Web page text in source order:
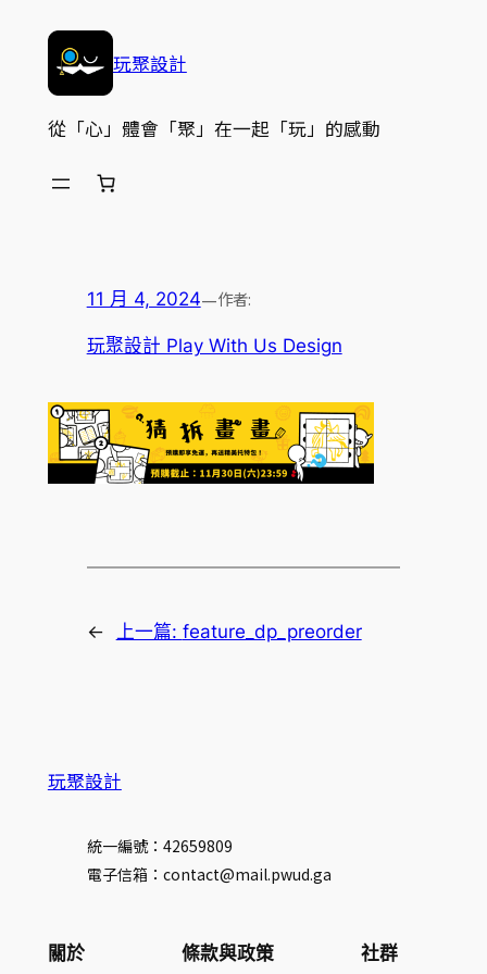
玩聚設計
從「心」體會「聚」在一起「玩」的感動
11 月 4, 2024—作者:
玩聚設計 Play With Us Design
← 上一篇: feature_dp_preorder
玩聚設計
統一編號：42659809
電子信箱：contact@mail.pwud.ga
關於 條款與政策 社群